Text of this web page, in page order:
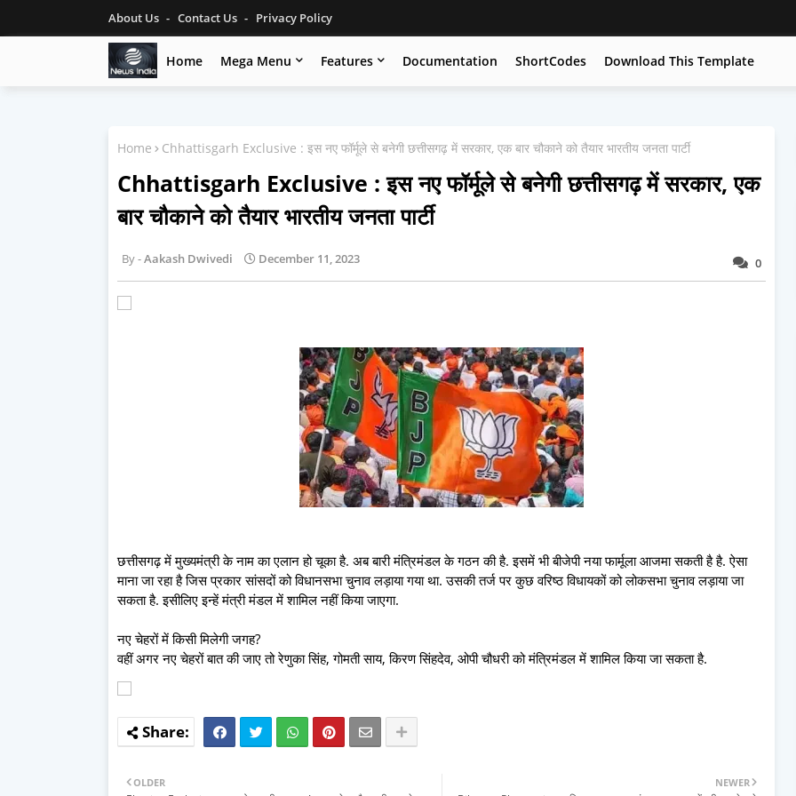
About Us Contact Us Privacy Policy
Home Mega Menu Features Documentation ShortCodes Download This Template
Home Chhattisgarh Exclusive : इस नए फॉर्मूले से बनेगी छत्तीसगढ़ में सरकार, एक बार चौकाने को तैयार भारतीय जनता पार्टी
Chhattisgarh Exclusive : इस नए फॉर्मूले से बनेगी छत्तीसगढ़ में सरकार, एक
बार चौकाने को तैयार भारतीय जनता पार्टी
0
Aakash Dwivedi December 11, 2023
छत्तीसगढ़ में मुख्यमंत्री के नाम का एलान हो चूका है. अब बारी मंत्रिमंडल के गठन की है. इसमें भी बीजेपी नया फार्मूला आजमा सकती है है. ऐसा
माना जा रहा है जिस प्रकार सांसदों को विधानसभा चुनाव लड़ाया गया था. उसकी तर्ज पर कुछ वरिष्ठ विधायकों को लोकसभा चुनाव लड़ाया जा
सकता है. इसीलिए इन्हें मंत्री मंडल में शामिल नहीं किया जाएगा.
नए चेहरों में किसी मिलेगी जगह?
वहीं अगर नए चेहरों बात की जाए तो रेणुका सिंह, गोमती साय, किरण सिंहदेव, ओपी चौधरी को मंत्रिमंडल में शामिल किया जा सकता है.
NEWER
OLDER